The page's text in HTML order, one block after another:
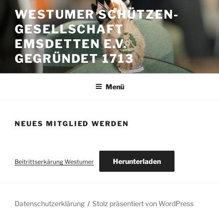
Inhalt
springen
WESTUMER SCHÜTZEN-
GESELLSCHAFT
EMSDETTEN E.V.
GEGRÜNDET 1713
Menü
NEUES MITGLIED WERDEN
Beitrittserkärung Westumer Herunterladen
Datenschutzerklärung Stolz präsentiert von WordPress